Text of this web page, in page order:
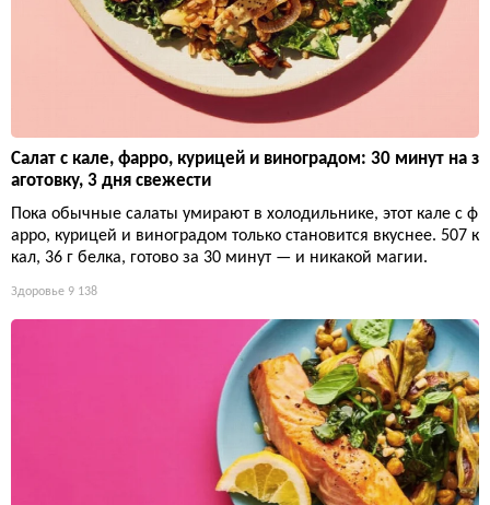
Салат с кале, фарро, курицей и виноградом: 30 минут на з
аготовку, 3 дня свежести
Пока обычные салаты умирают в холодильнике, этот кале с ф
арро, курицей и виноградом только становится вкуснее. 507 к
кал, 36 г белка, готово за 30 минут — и никакой магии.
Здоровье 9 138